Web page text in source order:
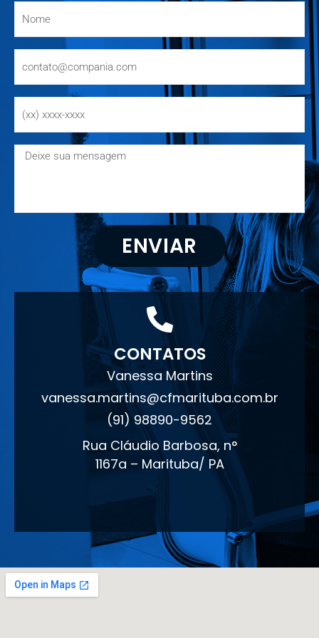
ENVIAR
CONTATOS
Vanessa Martins
vanessa.martins@cfmarituba.com.br
(91) 98890-9562
Rua Cláudio Barbosa, n°
1167a – Marituba/ PA